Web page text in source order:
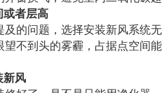
者层高
的问题，选择安装新风系统
不到头的雾霾，占据点空间
新风